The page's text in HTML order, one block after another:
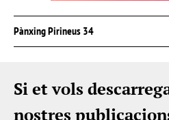
Pànxing Pirineus 34
Si et vols
nostres